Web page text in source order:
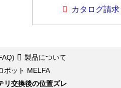
カタログ請求
製品について
ボット MELFA
リ交換後の位置ズレ